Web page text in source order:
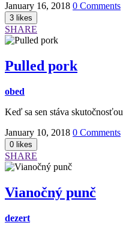
January 16, 2018 0 Comments
SHARE
Pulled pork
obed
Keď sa sen stáva skutočnosťou
January 10, 2018 0 Comments
SHARE
Vianočný punč
dezert